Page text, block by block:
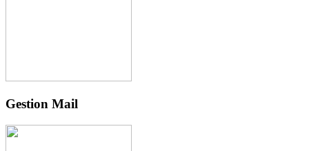
Gestion Mail